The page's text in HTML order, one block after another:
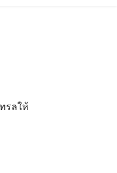
รลให้